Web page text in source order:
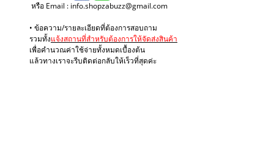
หรือ Email : info.shopzabuzz@gmail.com
• ข้อความ/รายละเอียดที่ต้องการสอบถาม
รวมทั้งแจ้งสถานที่สำหรับต้องการให้จัดส่งสินค้า
เพื่อคำนวณค่าใช้จ่ายทั้งหมดเบื้องต้น
แล้วทางเราจะรีบติดต่อกลับให้เร็วที่สุดค่ะ